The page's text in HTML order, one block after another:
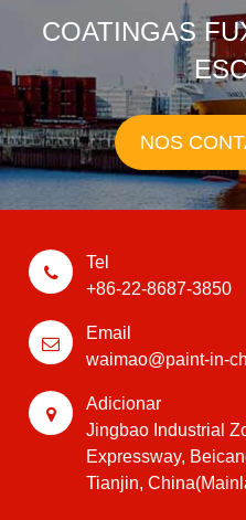
COATINGAS
NOS
Tel
+86-22-8687-3850
Email
waimao@paint-in-
Adicionar
Jingbao Industrial
Expressway,
Tianjin,